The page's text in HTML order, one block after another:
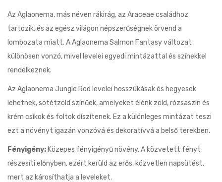
Az Aglaonema, más néven rákirág, az Araceae családhoz
tartozik, és az egész világon népszerűségnek örvend a
lombozata miatt. A Aglaonema Salmon Fantasy változat
különösen vonzó, mivel levelei egyedi mintázattal és színekkel
rendelkeznek.
Az Aglaonema Jungle Red levelei hosszúkásak és hegyesek
lehetnek, sötétzöld színűek, amelyeket élénk zöld, rózsaszín és
krém csíkok és foltok díszítenek. Ez a különleges mintázat teszi
ezt a növényt igazán vonzóvá és dekoratívvá a belső terekben.
Fényigény: Közepes fényigényű növény. A közvetett fényt
részesíti előnyben, ezért kerüld az erős, közvetlen napsütést,
mert az károsíthatja a leveleket.